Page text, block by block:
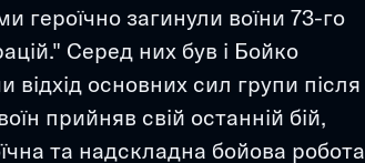
героїчно загинули воїни 73-го
Серед них був і Бойко
основних сил групи після
прийняв свій останній бій,
та надскладна бойова робота